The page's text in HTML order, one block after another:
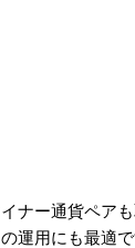
ナー通貨ペアも
運用にも最適で